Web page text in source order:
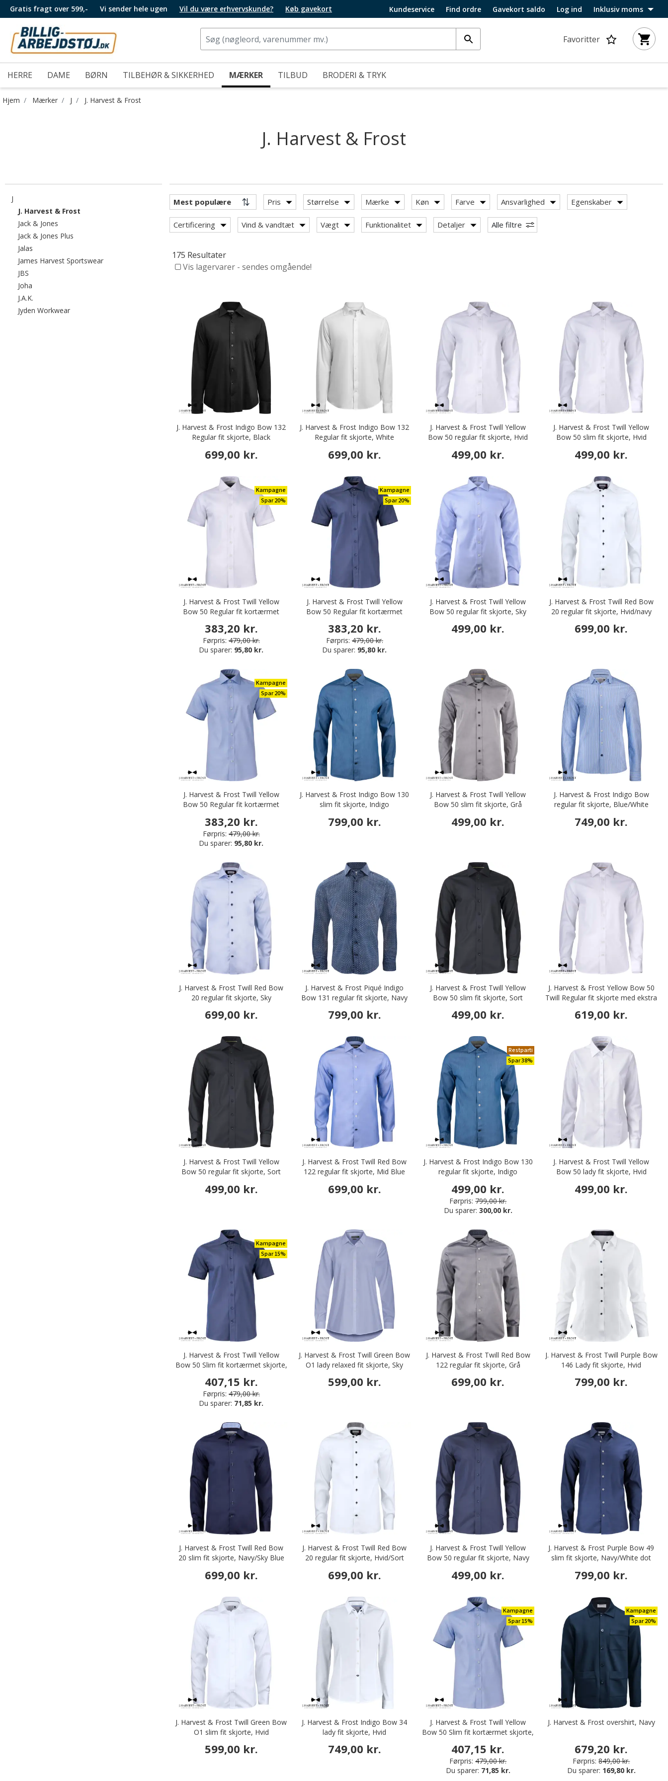
Gratis fragt over 599,- Vi sender hele ugen Vil du være erhvervskunde? Køb gavekort Kundeservice Find ordre Gavekort saldo Log ind Inklusiv moms
Favoritter
HERRE DAME BØRN TILBEHØR & SIKKERHED MÆRKER TILBUD BRODERI & TRYK
Hjem Mærker J J. Harvest & Frost
J. Harvest & Frost
J
J. Harvest & Frost valgte I øjeblikket sorteret efter category: J. Harvest & Frost
Jack & Jones
Jack & Jones Plus Filtrér efter category: Jack & Jones Plus
Jalas
James Harvest SportswearFiltrér efter category: James Harvest Sportswear
JBS
Joha
J.A.K.
Jyden WorkwearFiltrér efter category: Jyden Workwear
Pris Størrelse Mærke Køn Farve Ansvarlighed Egenskaber
Certificering Vind & vandtæt Vægt Funktionalitet Detaljer Alle filtre
175 Resultater
Vis lagervarer - sendes omgående!
J. Harvest & Frost Indigo Bow 132
Regular fit skjorte, Black
699,00 kr.
J. Harvest & Frost Indigo Bow 132
Regular fit skjorte, White
699,00 kr.
J. Harvest & Frost Twill Yellow
Bow 50 regular fit skjorte, Hvid
499,00 kr.
J. Harvest & Frost Twill Yellow
Bow 50 slim fit skjorte, Hvid
499,00 kr.
Kampagne
Spar 20%
J. Harvest & Frost Twill Yellow
Bow 50 Regular fit kortærmet
383,20 kr.
Førpris: 479,00 kr.
Du sparer: 95,80 kr.
Kampagne
Spar 20%
J. Harvest & Frost Twill Yellow
Bow 50 Regular fit kortærmet
383,20 kr.
Førpris: 479,00 kr.
Du sparer: 95,80 kr.
J. Harvest & Frost Twill Yellow
Bow 50 regular fit skjorte, Sky
499,00 kr.
J. Harvest & Frost Twill Red Bow
20 regular fit skjorte, Hvid/navy
699,00 kr.
Kampagne
Spar 20%
J. Harvest & Frost Twill Yellow
Bow 50 Regular fit kortærmet
383,20 kr.
Førpris: 479,00 kr.
Du sparer: 95,80 kr.
J. Harvest & Frost Indigo Bow 130
slim fit skjorte, Indigo
799,00 kr.
J. Harvest & Frost Twill Yellow
Bow 50 slim fit skjorte, Grå
499,00 kr.
J. Harvest & Frost Indigo Bow
regular fit skjorte, Blue/White
749,00 kr.
J. Harvest & Frost Twill Red Bow
20 regular fit skjorte, Sky
699,00 kr.
J. Harvest & Frost Piqué Indigo
Bow 131 regular fit skjorte, Navy
799,00 kr.
J. Harvest & Frost Twill Yellow
Bow 50 slim fit skjorte, Sort
499,00 kr.
J. Harvest & Frost Yellow Bow 50
Twill Regular fit skjorte med ekstra
619,00 kr.
J. Harvest & Frost Twill Yellow
Bow 50 regular fit skjorte, Sort
499,00 kr.
J. Harvest & Frost Twill Red Bow
122 regular fit skjorte, Mid Blue
699,00 kr.
Restparti
Spar 38%
J. Harvest & Frost Indigo Bow 130
regular fit skjorte, Indigo
499,00 kr.
Førpris: 799,00 kr.
Du sparer: 300,00 kr.
J. Harvest & Frost Twill Yellow
Bow 50 lady fit skjorte, Hvid
499,00 kr.
Kampagne
Spar 15%
J. Harvest & Frost Twill Yellow
Bow 50 Slim fit kortærmet skjorte,
407,15 kr.
Førpris: 479,00 kr.
Du sparer: 71,85 kr.
J. Harvest & Frost Twill Green Bow
O1 lady relaxed fit skjorte, Sky
599,00 kr.
J. Harvest & Frost Twill Red Bow
122 regular fit skjorte, Grå
699,00 kr.
J. Harvest & Frost Twill Purple Bow
146 Lady fit skjorte, Hvid
799,00 kr.
J. Harvest & Frost Twill Red Bow
20 slim fit skjorte, Navy/Sky Blue
699,00 kr.
J. Harvest & Frost Twill Red Bow
20 regular fit skjorte, Hvid/Sort
699,00 kr.
J. Harvest & Frost Twill Yellow
Bow 50 regular fit skjorte, Navy
499,00 kr.
J. Harvest & Frost Purple Bow 49
slim fit skjorte, Navy/White dot
799,00 kr.
J. Harvest & Frost Twill Green Bow
O1 slim fit skjorte, Hvid
599,00 kr.
J. Harvest & Frost Indigo Bow 34
lady fit skjorte, Hvid
749,00 kr.
Kampagne
Spar 15%
J. Harvest & Frost Twill Yellow
Bow 50 Slim fit kortærmet skjorte,
407,15 kr.
Førpris: 479,00 kr.
Du sparer: 71,85 kr.
Kampagne
Spar 20%
J. Harvest & Frost overshirt, Navy
679,20 kr.
Førpris: 849,00 kr.
Du sparer: 169,80 kr.